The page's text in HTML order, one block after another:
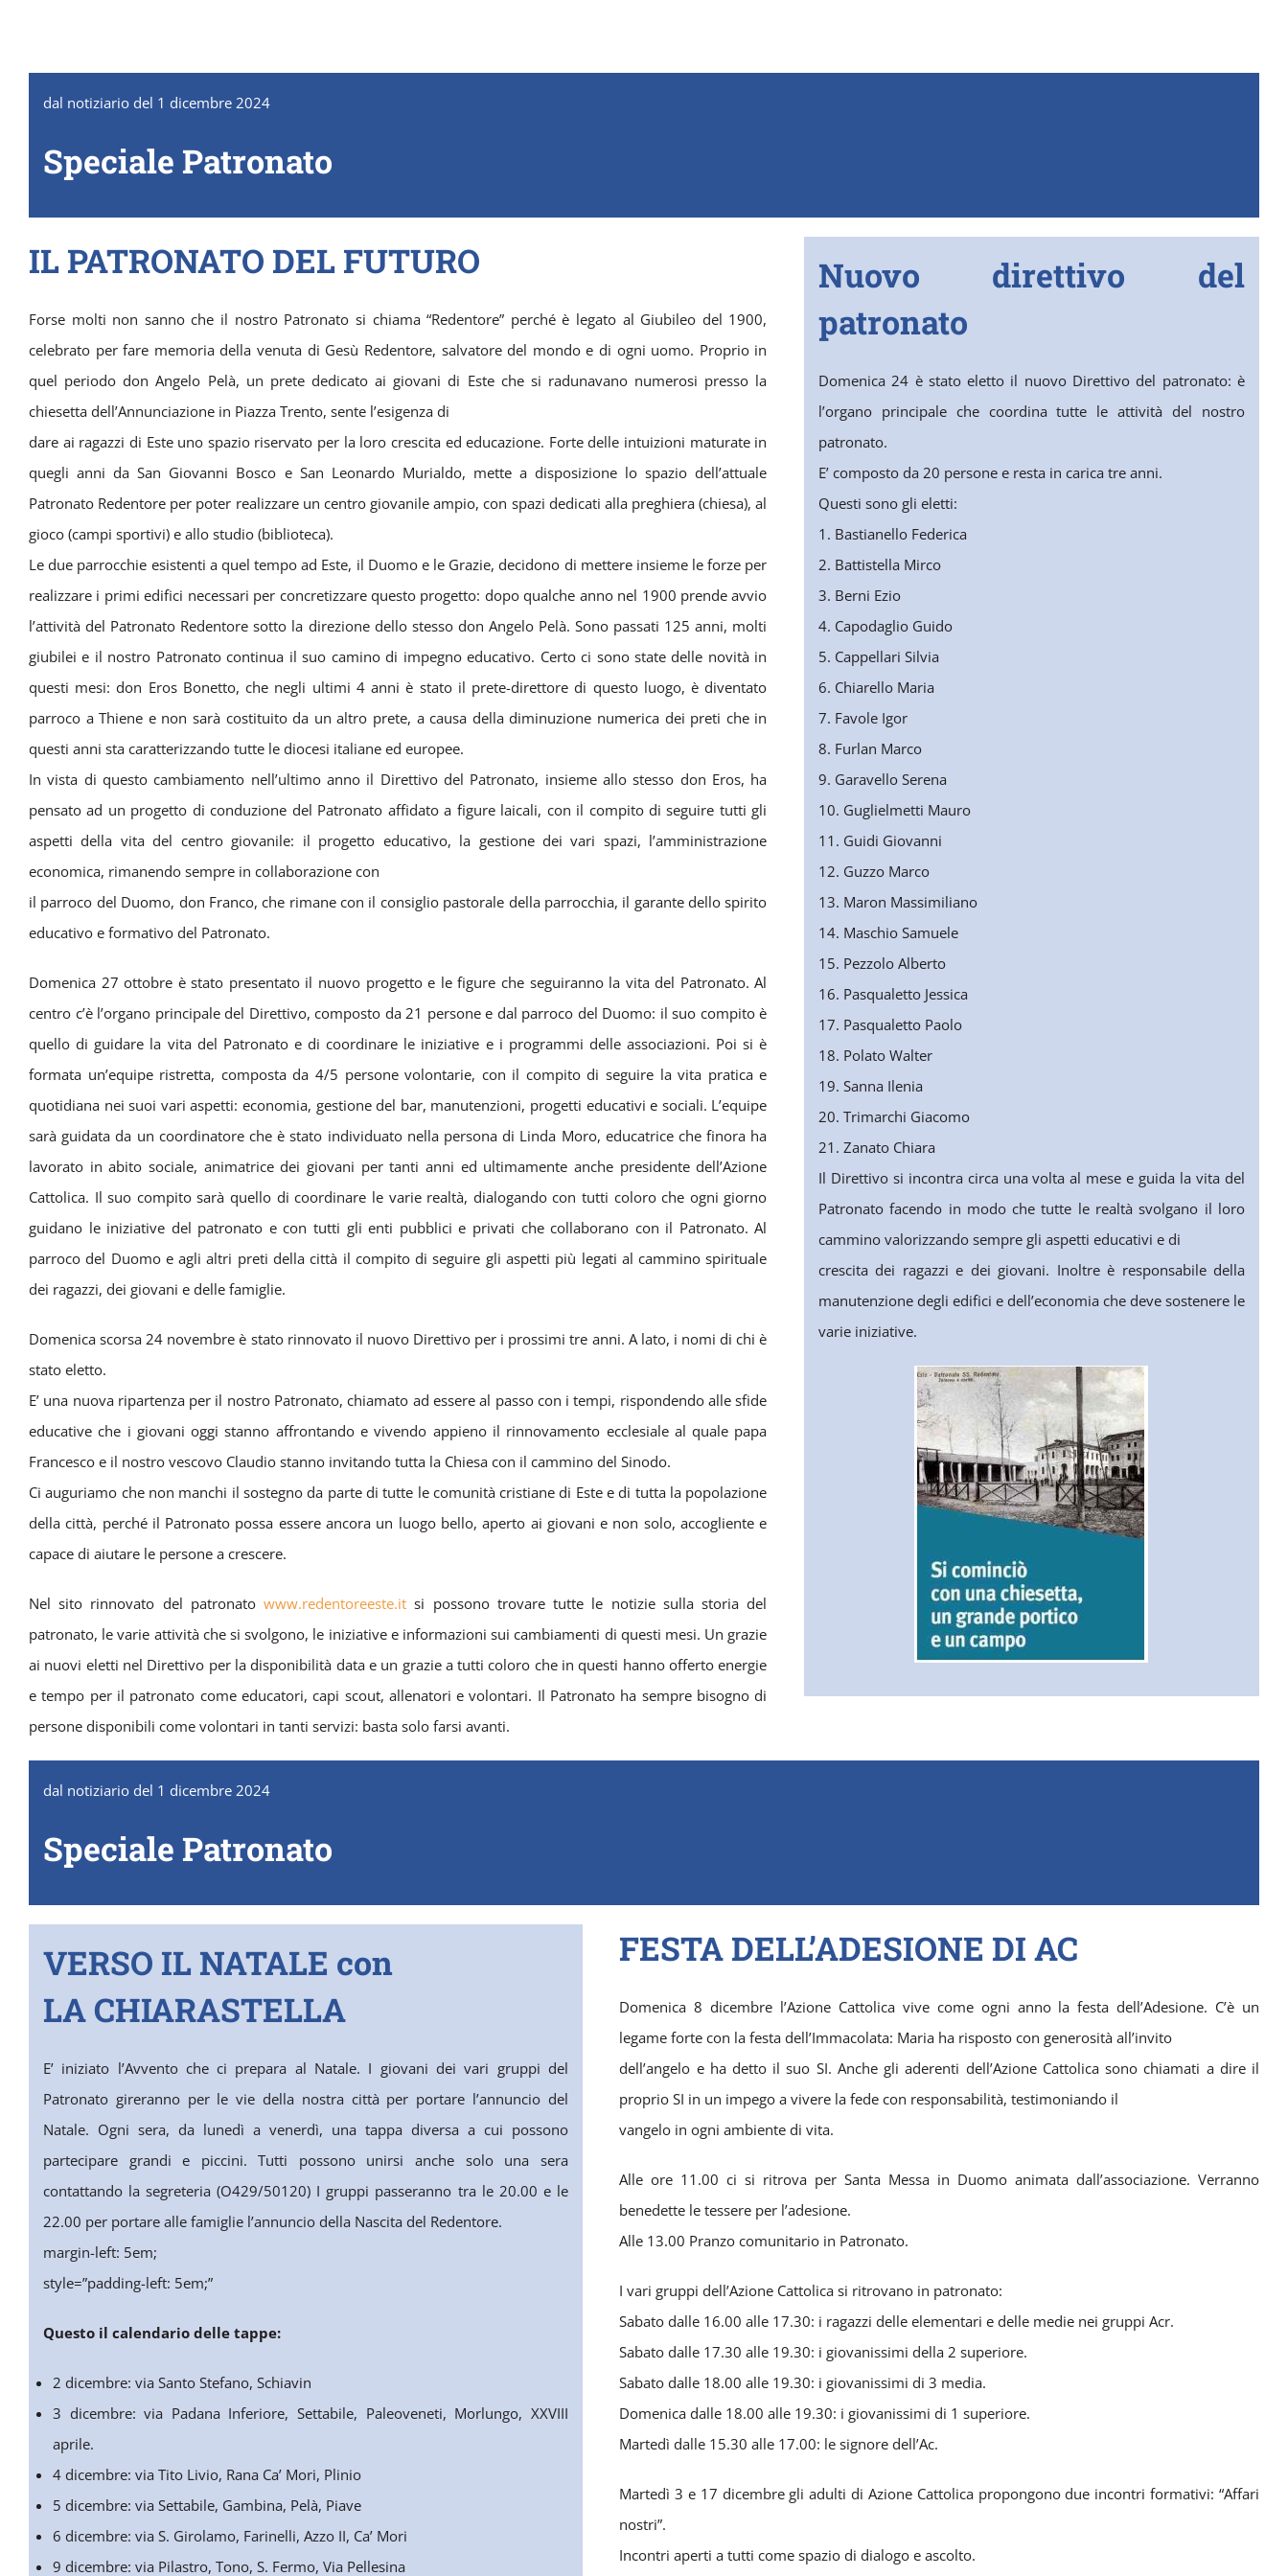
dal notiziario del 1 dicembre 2024
Speciale Patronato
IL PATRONATO DEL FUTURO
Forse molti non sanno che il nostro Patronato si chiama “Redentore” perché è legato al Giubileo del 1900,
celebrato per fare memoria della venuta di Gesù Redentore, salvatore del mondo e di ogni uomo. Proprio in
quel periodo don Angelo Pelà, un prete dedicato ai giovani di Este che si radunavano numerosi presso la
chiesetta dell’Annunciazione in Piazza Trento, sente l’esigenza di
dare ai ragazzi di Este uno spazio riservato per la loro crescita ed educazione. Forte delle intuizioni maturate in
quegli anni da San Giovanni Bosco e San Leonardo Murialdo, mette a disposizione lo spazio dell’attuale
Patronato Redentore per poter realizzare un centro giovanile ampio, con spazi dedicati alla preghiera (chiesa), al
gioco (campi sportivi) e allo studio (biblioteca).
Le due parrocchie esistenti a quel tempo ad Este, il Duomo e le Grazie, decidono di mettere insieme le forze per
realizzare i primi edifici necessari per concretizzare questo progetto: dopo qualche anno nel 1900 prende avvio
l’attività del Patronato Redentore sotto la direzione dello stesso don Angelo Pelà. Sono passati 125 anni, molti
giubilei e il nostro Patronato continua il suo camino di impegno educativo. Certo ci sono state delle novità in
questi mesi: don Eros Bonetto, che negli ultimi 4 anni è stato il prete-direttore di questo luogo, è diventato
parroco a Thiene e non sarà costituito da un altro prete, a causa della diminuzione numerica dei preti che in
questi anni sta caratterizzando tutte le diocesi italiane ed europee.
In vista di questo cambiamento nell’ultimo anno il Direttivo del Patronato, insieme allo stesso don Eros, ha
pensato ad un progetto di conduzione del Patronato affidato a figure laicali, con il compito di seguire tutti gli
aspetti della vita del centro giovanile: il progetto educativo, la gestione dei vari spazi, l’amministrazione
economica, rimanendo sempre in collaborazione con
il parroco del Duomo, don Franco, che rimane con il consiglio pastorale della parrocchia, il garante dello spirito
educativo e formativo del Patronato.
Domenica 27 ottobre è stato presentato il nuovo progetto e le figure che seguiranno la vita del Patronato. Al
centro c’è l’organo principale del Direttivo, composto da 21 persone e dal parroco del Duomo: il suo compito è
quello di guidare la vita del Patronato e di coordinare le iniziative e i programmi delle associazioni. Poi si è
formata un’equipe ristretta, composta da 4/5 persone volontarie, con il compito di seguire la vita pratica e
quotidiana nei suoi vari aspetti: economia, gestione del bar, manutenzioni, progetti educativi e sociali. L’equipe
sarà guidata da un coordinatore che è stato individuato nella persona di Linda Moro, educatrice che finora ha
lavorato in abito sociale, animatrice dei giovani per tanti anni ed ultimamente anche presidente dell’Azione
Cattolica. Il suo compito sarà quello di coordinare le varie realtà, dialogando con tutti coloro che ogni giorno
guidano le iniziative del patronato e con tutti gli enti pubblici e privati che collaborano con il Patronato. Al
parroco del Duomo e agli altri preti della città il compito di seguire gli aspetti più legati al cammino spirituale
dei ragazzi, dei giovani e delle famiglie.
Domenica scorsa 24 novembre è stato rinnovato il nuovo Direttivo per i prossimi tre anni. A lato, i nomi di chi è
stato eletto.
E’ una nuova ripartenza per il nostro Patronato, chiamato ad essere al passo con i tempi, rispondendo alle sfide
educative che i giovani oggi stanno affrontando e vivendo appieno il rinnovamento ecclesiale al quale papa
Francesco e il nostro vescovo Claudio stanno invitando tutta la Chiesa con il cammino del Sinodo.
Ci auguriamo che non manchi il sostegno da parte di tutte le comunità cristiane di Este e di tutta la popolazione
della città, perché il Patronato possa essere ancora un luogo bello, aperto ai giovani e non solo, accogliente e
capace di aiutare le persone a crescere.
Nel sito rinnovato del patronatowww.redentoreeste.it si possono trovare tutte le notizie sulla storia del
patronato, le varie attività che si svolgono, le iniziative e informazioni sui cambiamenti di questi mesi. Un grazie
ai nuovi eletti nel Direttivo per la disponibilità data e un grazie a tutti coloro che in questi hanno offerto energie
e tempo per il patronato come educatori, capi scout, allenatori e volontari. Il Patronato ha sempre bisogno di
persone disponibili come volontari in tanti servizi: basta solo farsi avanti.
Nuovo direttivo del
patronato
Domenica 24 è stato eletto il nuovo Direttivo del patronato: è
l’organo principale che coordina tutte le attività del nostro
patronato.
E’ composto da 20 persone e resta in carica tre anni.
Questi sono gli eletti:
1. Bastianello Federica
2. Battistella Mirco
3. Berni Ezio
4. Capodaglio Guido
5. Cappellari Silvia
6. Chiarello Maria
7. Favole Igor
8. Furlan Marco
9. Garavello Serena
10. Guglielmetti Mauro
11. Guidi Giovanni
12. Guzzo Marco
13. Maron Massimiliano
14. Maschio Samuele
15. Pezzolo Alberto
16. Pasqualetto Jessica
17. Pasqualetto Paolo
18. Polato Walter
19. Sanna Ilenia
20. Trimarchi Giacomo
21. Zanato Chiara
Il Direttivo si incontra circa una volta al mese e guida la vita del
Patronato facendo in modo che tutte le realtà svolgano il loro
cammino valorizzando sempre gli aspetti educativi e di
crescita dei ragazzi e dei giovani. Inoltre è responsabile della
manutenzione degli edifici e dell’economia che deve sostenere le
varie iniziative.
dal notiziario del 1 dicembre 2024
Speciale Patronato
VERSO IL NATALE con
LA CHIARASTELLA
E’ iniziato l’Avvento che ci prepara al Natale. I giovani dei vari gruppi del
Patronato gireranno per le vie della nostra città per portare l’annuncio del
Natale. Ogni sera, da lunedì a venerdì, una tappa diversa a cui possono
partecipare grandi e piccini. Tutti possono unirsi anche solo una sera
contattando la segreteria (O429/50120) I gruppi passeranno tra le 20.00 e le
22.00 per portare alle famiglie l’annuncio della Nascita del Redentore.
margin-left: 5em;
style=”padding-left: 5em;”
Questo il calendario delle tappe:
2 dicembre: via Santo Stefano, Schiavin
3 dicembre: via Padana Inferiore, Settabile, Paleoveneti, Morlungo, XXVIII
aprile.
4 dicembre: via Tito Livio, Rana Ca’ Mori, Plinio
5 dicembre: via Settabile, Gambina, Pelà, Piave
6 dicembre: via S. Girolamo, Farinelli, Azzo II, Ca’ Mori
9 dicembre: via Pilastro, Tono, S. Fermo, Via Pellesina
FESTA DELL’ADESIONE DI AC
Domenica 8 dicembre l’Azione Cattolica vive come ogni anno la festa dell’Adesione. C’è un
legame forte con la festa dell’Immacolata: Maria ha risposto con generosità all’invito
dell’angelo e ha detto il suo SI. Anche gli aderenti dell’Azione Cattolica sono chiamati a dire il
proprio SI in un impego a vivere la fede con responsabilità, testimoniando il
vangelo in ogni ambiente di vita.
Alle ore 11.00 ci si ritrova per Santa Messa in Duomo animata dall’associazione. Verranno
benedette le tessere per l’adesione.
Alle 13.00 Pranzo comunitario in Patronato.
I vari gruppi dell’Azione Cattolica si ritrovano in patronato:
Sabato dalle 16.00 alle 17.30: i ragazzi delle elementari e delle medie nei gruppi Acr.
Sabato dalle 17.30 alle 19.30: i giovanissimi della 2 superiore.
Sabato dalle 18.00 alle 19.30: i giovanissimi di 3 media.
Domenica dalle 18.00 alle 19.30: i giovanissimi di 1 superiore.
Martedì dalle 15.30 alle 17.00: le signore dell’Ac.
Martedì 3 e 17 dicembre gli adulti di Azione Cattolica propongono due incontri formativi: “Affari
nostri”.
Incontri aperti a tutti come spazio di dialogo e ascolto.